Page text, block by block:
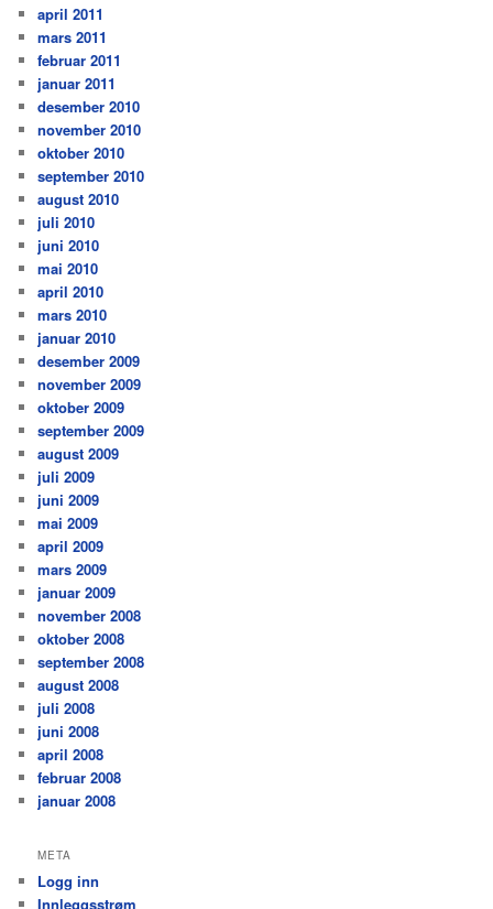
april 2011
mars 2011
februar 2011
januar 2011
desember 2010
november 2010
oktober 2010
september 2010
august 2010
juli 2010
juni 2010
mai 2010
april 2010
mars 2010
januar 2010
desember 2009
november 2009
oktober 2009
september 2009
august 2009
juli 2009
juni 2009
mai 2009
april 2009
mars 2009
januar 2009
november 2008
oktober 2008
september 2008
august 2008
juli 2008
juni 2008
april 2008
februar 2008
januar 2008
META
Logg inn
Innleggsstrøm